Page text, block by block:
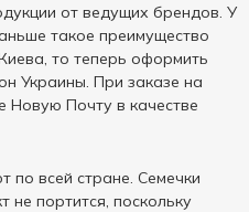
от ведущих брендов. У
такое преимущество
то теперь оформить
Украины. При заказе на
Новую Почту в качестве
по всей стране. Семечки
не портится, поскольку